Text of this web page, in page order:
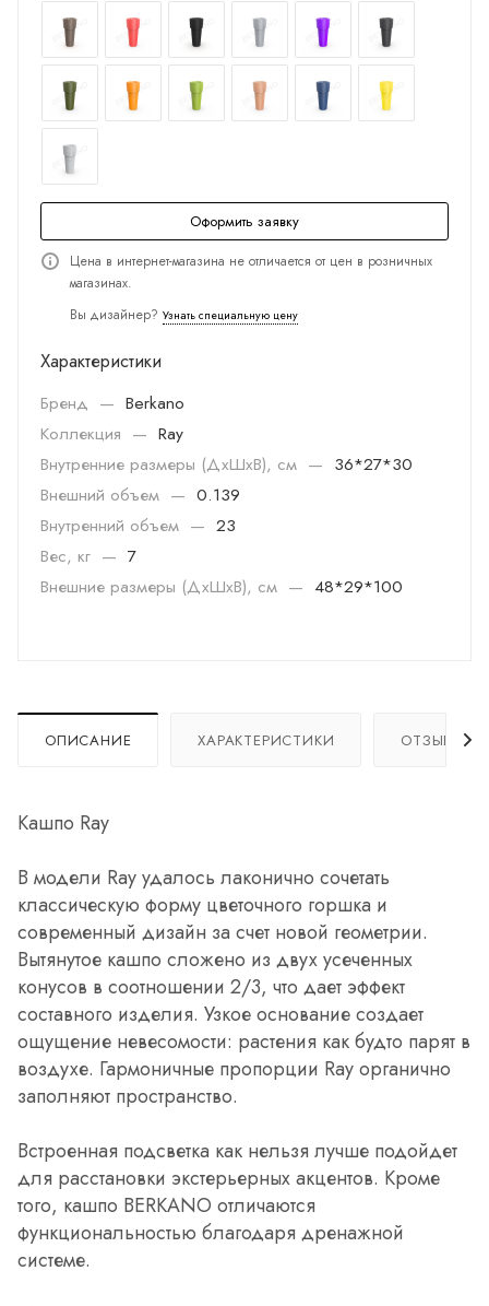
Оформить заявку
Цена в интернет-магазина не отличается от цен в розничных
магазинах.
Вы дизайнер? Узнать специальную цену
Характеристики
Бренд — Berkano
Коллекция — Ray
Внутренние размеры (ДхШхВ), см — 36*27*30
Внешний объем — 0.139
Внутренний объем — 23
Вес, кг — 7
Внешние размеры (ДхШхВ), см — 48*29*100
ОПИСАНИЕ ХАРАКТЕРИСТИКИ ОТЗЫВЫ
Кашпо Ray
В модели Ray удалось лаконично сочетать
классическую форму цветочного горшка и
современный дизайн за счет новой геометрии.
Вытянутое кашпо сложено из двух усеченных
конусов в соотношении 2/3, что дает эффект
составного изделия. Узкое основание создает
ощущение невесомости: растения как будто парят в
воздухе. Гармоничные пропорции Ray органично
заполняют пространство.
Встроенная подсветка как нельзя лучше подойдет
для расстановки экстерьерных акцентов. Кроме
того, кашпо BERKANO отличаются
функциональностью благодаря дренажной
системе.